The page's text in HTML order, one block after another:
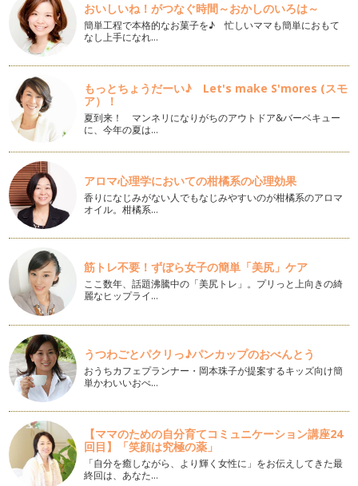
身体と食べ物の「色」
私たちの身体は私たちが食べたものでできています。 食事の
とき…
ボタニカル～ファイトケミカル～
私たちの身体は私たちが食べたものでできています。 最近よ
く聞…
食と身体と心
私たちの身体は私たちが食べた物でできています。 性格はみ
んな…
脳への栄養補給
私たちの身体は私たちの食べた物でできています。身体の発達
のため、健康になるため食事をしっか…
活性酸素
私たちの身体は私たちが食べた物でできています。 今回は活
性酸…
花粉症と食事
私たちの身体は私たちの食べた物でできています。 くしゃみ
や鼻…
第６の栄養素「食物繊維」
私たちの身体は私たちの食べた物でできています。 タンパク
質、…
私たちの身体に大切な酵素～
私たちの身体は私たちの食べた物でできています。 酵素は私
たちが生きていくためにとて…
おいしいね！がつなぐ時間～おかしのいろは～
簡単工程で本格的なお菓子を♪ 忙しいママも簡単におもて
なし上手になれ…
もっとちょうだーい♪ Let's make S'mores (スモ
ア）！
夏到来！ マンネリになりがちのアウトドア&バーベキュー
に、今年の夏は…
アロマ心理学においての柑橘系の心理効果
香りになじみがない人でもなじみやすいのが柑橘系のアロマ
オイル。柑橘系…
筋トレ不要！ずぼら女子の簡単「美尻」ケア
ここ数年、話題沸騰中の「美尻トレ」。プリっと上向きの綺
麗なヒップライ…
うつわごとパクリっ♪パンカップのおべんとう
おうちカフェプランナー・岡本珠子が提案するキッズ向け簡
単かわいいおべ…
【ママのための自分育てコミュニケーション講座24
回目】「笑顔は究極の薬」
「自分を癒しながら、より輝く女性に」をお伝えしてきた最
終回は、あなた…